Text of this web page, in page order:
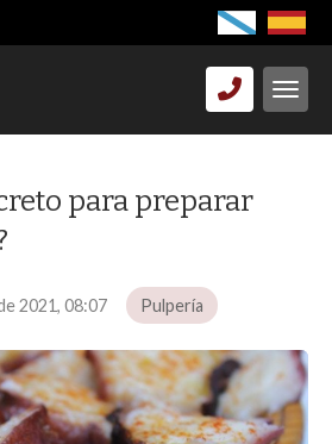
para preparar
2021, 08:07 Pulpería